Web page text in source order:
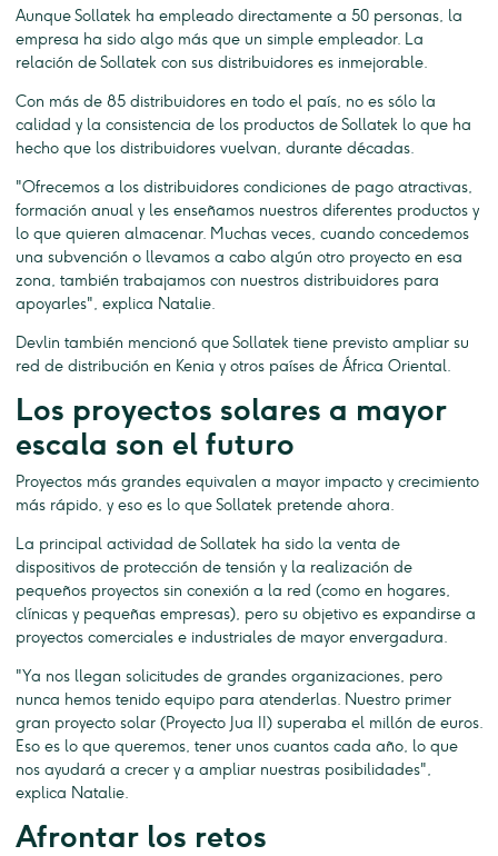
Aunque Sollatek ha empleado directamente a 50 personas, la
empresa ha sido algo más que un simple empleador. La
relación de Sollatek con sus distribuidores es inmejorable.
Con más de 85 distribuidores en todo el país, no es sólo la
calidad y la consistencia de los productos de Sollatek lo que ha
hecho que los distribuidores vuelvan, durante décadas.
"Ofrecemos a los distribuidores condiciones de pago atractivas,
formación anual y les enseñamos nuestros diferentes productos y
lo que quieren almacenar. Muchas veces, cuando concedemos
una subvención o llevamos a cabo algún otro proyecto en esa
zona, también trabajamos con nuestros distribuidores para
apoyarles", explica Natalie.
Devlin también mencionó que Sollatek tiene previsto ampliar su
red de distribución en Kenia y otros países de África Oriental.
Los proyectos solares a mayor
escala son el futuro
Proyectos más grandes equivalen a mayor impacto y crecimiento
más rápido, y eso es lo que Sollatek pretende ahora.
La principal actividad de Sollatek ha sido la venta de
dispositivos de protección de tensión y la realización de
pequeños proyectos sin conexión a la red (como en hogares,
clínicas y pequeñas empresas), pero su objetivo es expandirse a
proyectos comerciales e industriales de mayor envergadura.
"Ya nos llegan solicitudes de grandes organizaciones, pero
nunca hemos tenido equipo para atenderlas. Nuestro primer
gran proyecto solar (Proyecto Jua II) superaba el millón de euros.
Eso es lo que queremos, tener unos cuantos cada año, lo que
nos ayudará a crecer y a ampliar nuestras posibilidades",
explica Natalie.
Afrontar los retos